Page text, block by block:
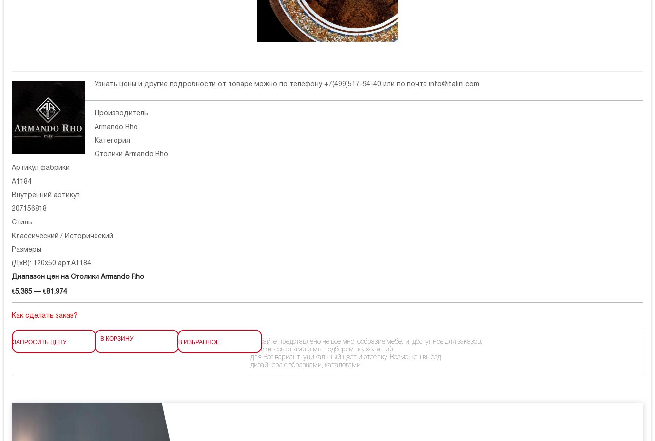
Узнать цены и другие подробности от товаре можно по телефону +7(499)517-94-40 или по почте info@italini.com
Производитель
Armando Rho
Категория
Столики Armando Rho
Артикул фабрики
A1184
Внутренний артикул
207156818
Стиль
Классический / Исторический
Размеры
(ДхВ): 120x50 арт.A1184
Диапазон цен на Столики Armando Rho
€5,365 — €81,974
Как сделать заказ?
ЗАПРОСИТЬ ЦЕНУ В КОРЗИНУ В ИЗБРАННОЕ
На сайте представлено не все многообразие мебели, доступное для заказов.
Свяжитесь с нами и мы подберем подходящий
для Вас вариант, уникальный цвет и отделку. Возможен выезд
дизайнера с образцами, каталогами